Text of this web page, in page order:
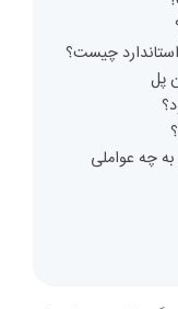
چیست؟
پل
چه عواملی